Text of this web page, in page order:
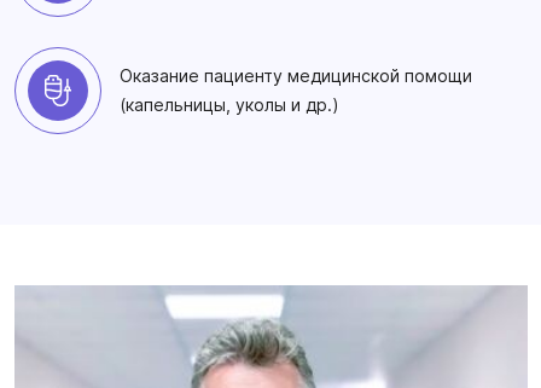
Оказание пациенту медицинской помощи
(капельницы, уколы и др.)